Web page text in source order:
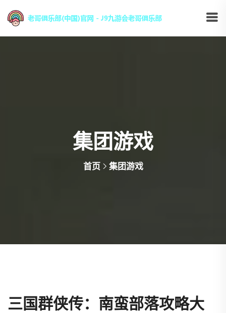
集团游戏
首页 集团游戏
三国群侠传：南蛮部落攻略大